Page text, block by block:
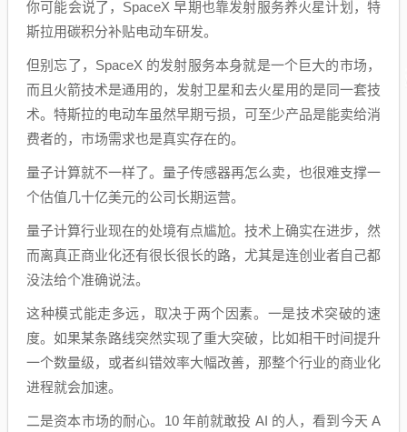
你可能会说了，SpaceX 早期也靠发射服务养火星计划，特
斯拉用碳积分补贴电动车研发。
但别忘了，SpaceX 的发射服务本身就是一个巨大的市场，
而且火箭技术是通用的，发射卫星和去火星用的是同一套技
术。特斯拉的电动车虽然早期亏损，可至少产品是能卖给消
费者的，市场需求也是真实存在的。
量子计算就不一样了。量子传感器再怎么卖，也很难支撑一
个估值几十亿美元的公司长期运营。
量子计算行业现在的处境有点尴尬。技术上确实在进步，然
而离真正商业化还有很长很长的路，尤其是连创业者自己都
没法给个准确说法。
这种模式能走多远，取决于两个因素。一是技术突破的速
度。如果某条路线突然实现了重大突破，比如相干时间提升
一个数量级，或者纠错效率大幅改善，那整个行业的商业化
进程就会加速。
二是资本市场的耐心。10 年前就敢投 AI 的人，看到今天 A